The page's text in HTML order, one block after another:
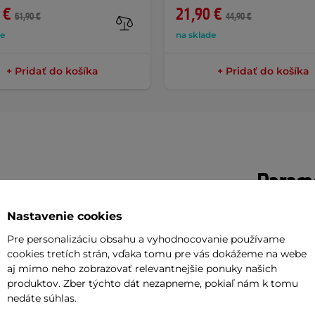
61,90 €
+ Pridať do košíka
21,90 € 44,90 €
na sklade
+ Pridať do košíka
doplnok kombinujúci kov a
V jednoduchosti je sila, a tak
uprostred. Náramok má kovovú
ním dá ľahko manipulovať. Celkový
Nastavenie cookies
Pre personalizáciu obsahu a vyhodnocovanie používame
cookies tretích strán, vďaka tomu pre vás dokážeme na webe
aj mimo neho zobrazovať relevantnejšie ponuky našich
produktov. Zber týchto dát nezapneme, pokiaľ nám k tomu
nedáte súhlas.